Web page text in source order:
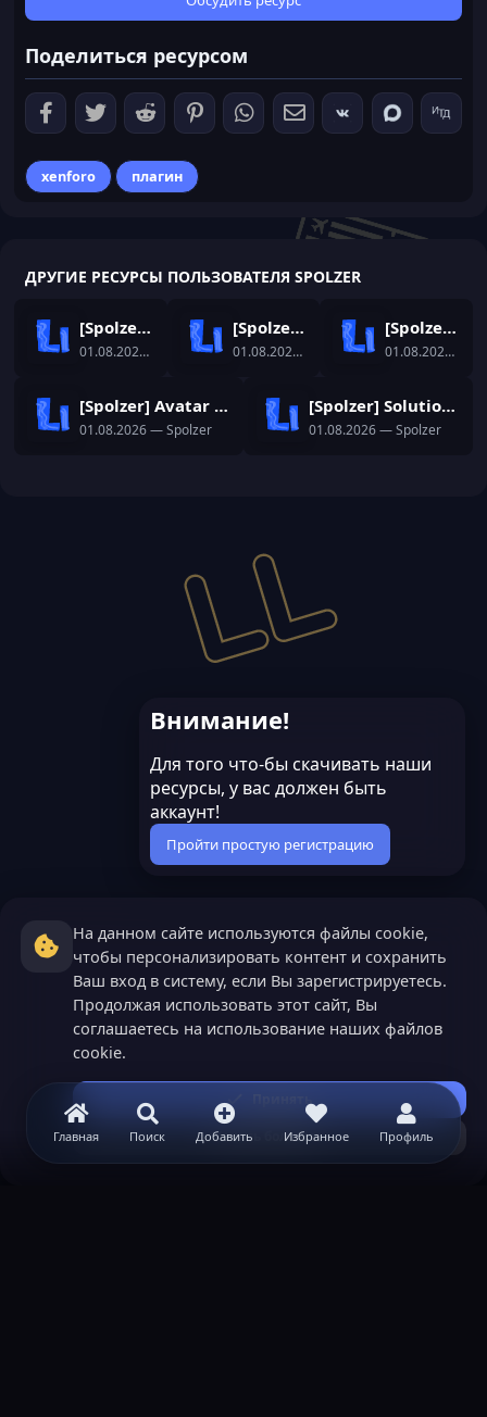
Главная Поиск Добавить Избранное Профиль
в
ё
з
д
Поделиться ресурсом
xenforo плагин
ДРУГИЕ РЕСУРСЫ ПОЛЬЗОВАТЕЛЯ SPOLZER
[Spolzer] Social Auto Posting
01.08.2026 — Spolzer
[Spolzer] Watermark
01.08.2026 — Spolzer
[Spolzer] Sticky Post
01.08.2026 —
[Spolzer] Avatar History
01.08.2026— Spolzer
[Spolzer] Solution List
01.08.2026— Spolzer
Внимание!
Для того что-бы скачивать наши
ресурсы, у вас должен быть
аккаунт!
Пройти простую регистрацию
На данном сайте используются файлы cookie,
чтобы персонализировать контент и сохранить
Ваш вход в систему, если Вы зарегистрируетесь.
Продолжая использовать этот сайт, Вы
соглашаетесь на использование наших файлов
cookie.
Принять
Узнать больше...